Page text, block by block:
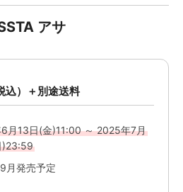
アサ
月13日(金)11:00 ～ 2025年7月
)23:59
月発売予定